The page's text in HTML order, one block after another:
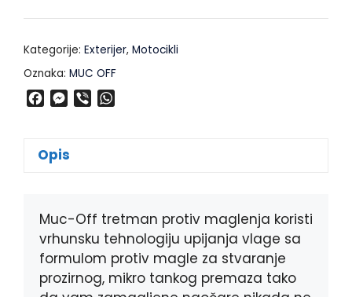
Kategorije: Exterijer, Motocikli
Oznaka: MUC OFF
e
b
k
M
s
e
r
p
Opis
Muc-Off tretman protiv maglenja koristi
vrhunsku tehnologiju upijanja vlage sa
formulom protiv magle za stvaranje
prozirnog, mikro tankog premaza tako